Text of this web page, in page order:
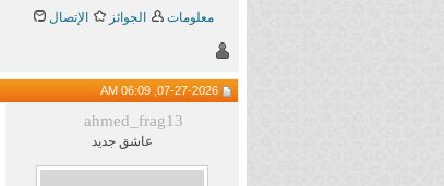
معلومات الجوائز الإتصال
ahmed_frag13
عاشق جديد